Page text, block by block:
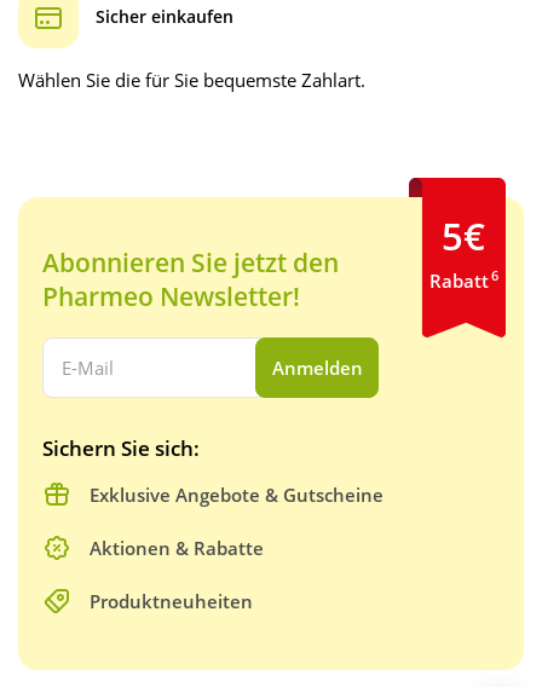
Sicher einkaufen
Wählen Sie die für Sie bequemste Zahlart.
Abonnieren Sie jetzt den
Pharmeo Newsletter!
Ihre E-Mail Adresse:
Anmelden
Sichern Sie sich:
Exklusive Angebote & Gutscheine
Aktionen & Rabatte
Produktneuheiten
5€
Rabatt6